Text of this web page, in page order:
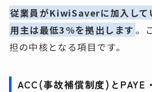
従業員がKiwiSaverに加入して
用主は最低3%を拠出します 。
担の中核となる項目です。
ACC(事故補償制度)とPAYE